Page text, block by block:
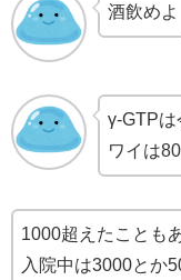
酒飲めよ
γ-GTPは
ワイは
1000超えたことも
入院中は3000とか